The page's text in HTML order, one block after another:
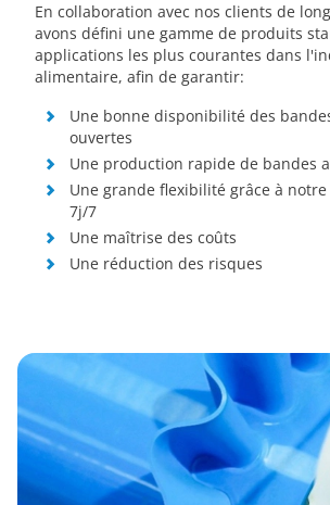
En collaboration avec nos clients de
avons défini une gamme de produits
applications les plus courantes dans
alimentaire, afin de garantir:
Une bonne disponibilité des
ouvertes
Une production rapide de bandes
Une grande flexibilité grâce à
7j/7
Une maîtrise des coûts
Une réduction des risques